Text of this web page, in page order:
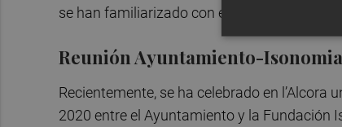
se han familiarizado con el uso de las
Reunión Ayuntamiento-Isonomia
Recientemente, se ha celebrado en
2020 entre el Ayuntamiento y la Fundación